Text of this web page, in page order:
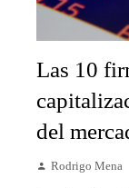
Las 10
del
Rodrigo Mena